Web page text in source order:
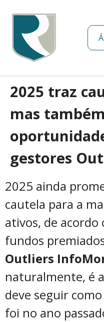
2025 traz
mas
gestores
2025 ainda
cautela para a
ativos, de acordo
fundos
Outliers
naturalmente, é a
deve seguir
foi no ano